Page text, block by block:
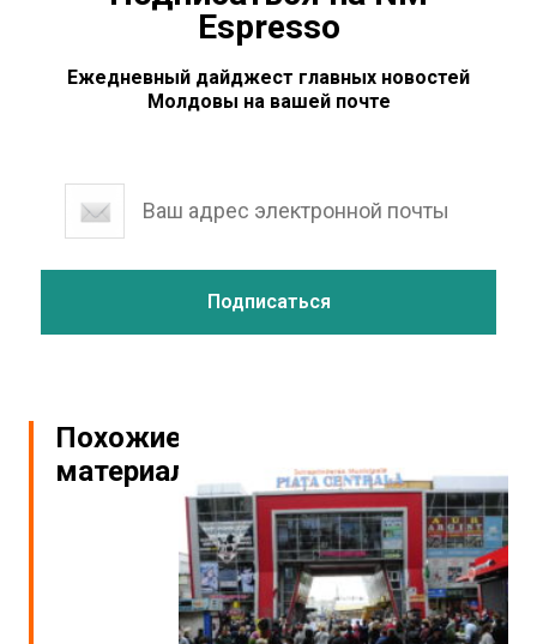
Espresso
Ежедневный дайджест главных новостей
Молдовы на вашей почте
Похожие
материалы